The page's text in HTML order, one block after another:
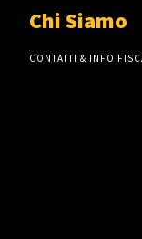
Chi Siamo
CONTATTI & INFO